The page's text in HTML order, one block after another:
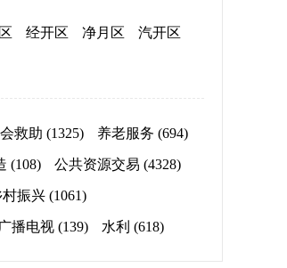
经开区 净月区 汽开区
救助 (1325) 养老服务 (694)
(108) 公共资源交易 (4328)
村振兴 (1061)
广播电视 (139) 水利 (618)